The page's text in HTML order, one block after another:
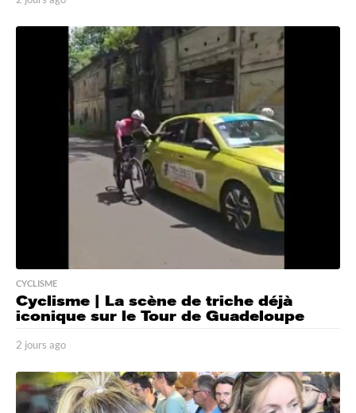
o
u
r
s
a
o
CYCLISME
Cyclisme | La scène de triche déjà
iconique sur le Tour de Guadeloupe
2 jours ago
o
u
r